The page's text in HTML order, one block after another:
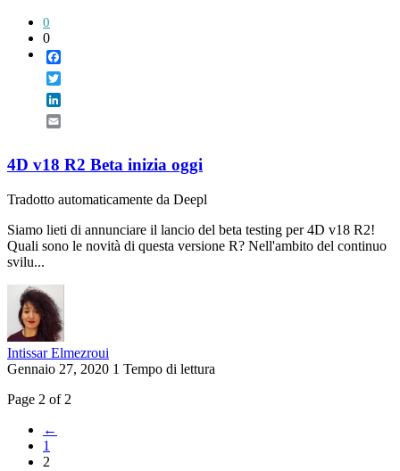
0
0
4D v18 R2 Beta inizia oggi
Tradotto automaticamente da Deepl
Siamo lieti di annunciare il lancio del beta testing per 4D v18 R2!
Quali sono le novità di questa versione R? Nell'ambito del continuo
svilu...
Intissar Elmezroui
Gennaio 27, 2020 1 Tempo di lettura
Page 2 of 2
←
1
2